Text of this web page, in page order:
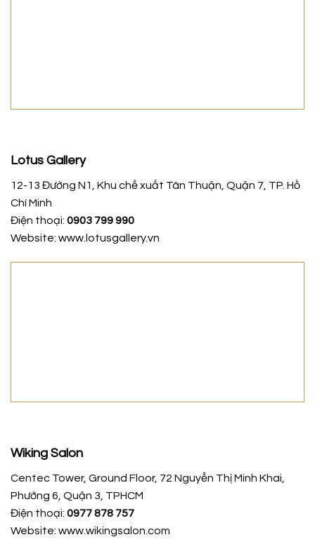
Lotus Gallery
12-13 Đường N1, Khu chế xuất Tân Thuận, Quận 7, TP. Hồ
Chí Minh
Điện thoại: 0903 799 990
Website: www.lotusgallery.vn
Wiking Salon
Centec Tower, Ground Floor, 72 Nguyễn Thị Minh Khai,
Phường 6, Quận 3, TPHCM
Điện thoại: 0977 878 757
Website: www.wikingsalon.com